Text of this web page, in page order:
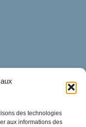
des technologies
aux informations des